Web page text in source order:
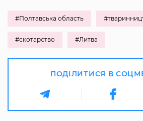
#Полтавська область
#скотарство #Литва
ПОДІЛИТИСЯ В